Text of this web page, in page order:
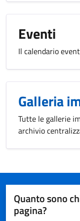
Eventi
Il calendario
Galleria
Tutte le gallerie
archivio
Quanto sono
pagina?